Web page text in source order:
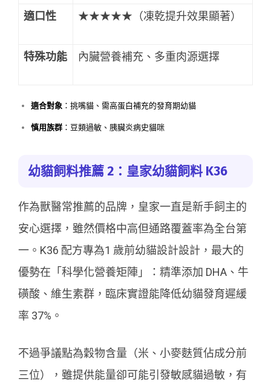
適口性 ★★★★★（凍乾提升效果顯著）
特殊功能 內臟營養補充、多重肉源選擇
適合對象 ：挑嘴貓、需高蛋白補充的發育期幼貓
慎用族群 ：豆類過敏、胰臟炎病史貓咪
幼貓飼料推薦 2：皇家幼貓飼料 K36
作為獸醫常推薦的品牌，皇家一直是新手飼主的
安心選擇，雖然價格中高但通路覆蓋率為全台第
一。K36 配方專為1 歲前幼貓設計設計，最大的
優勢在「科學化營養矩陣」：精準添加 DHA、牛
磺酸、維生素群，臨床實證能降低幼貓發育遲緩
率 37%。
不過爭議點為穀物含量（米、小麥麩質佔成分前
三位），雖提供能量卻可能引發敏感貓過敏，有